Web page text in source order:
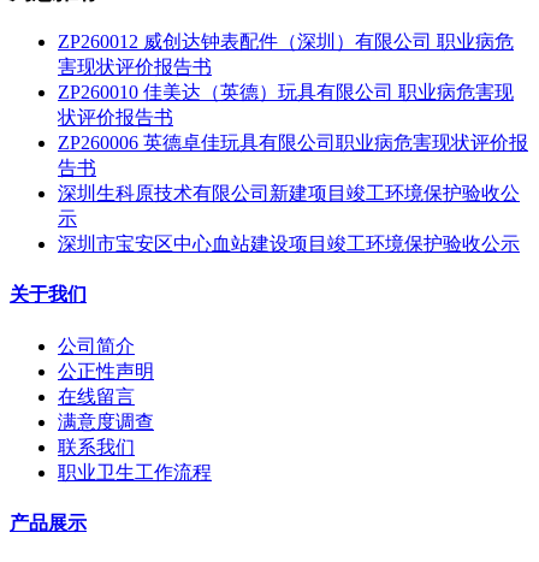
ZP260012 威创达钟表配件（深圳）有限公司 职业病危
害现状评价报告书
ZP260010 佳美达（英德）玩具有限公司 职业病危害现
状评价报告书
ZP260006 英德卓佳玩具有限公司职业病危害现状评价报
告书
深圳生科原技术有限公司新建项目竣工环境保护验收公
示
深圳市宝安区中心血站建设项目竣工环境保护验收公示
关于我们
公司简介
公正性声明
在线留言
满意度调查
联系我们
职业卫生工作流程
产品展示